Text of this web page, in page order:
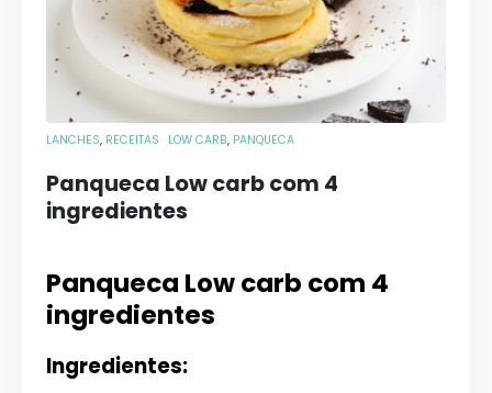
LANCHES, RECEITAS LOW CARB, PANQUECA
Panqueca Low carb com 4
ingredientes
Panqueca Low carb com 4
ingredientes
Ingredientes: